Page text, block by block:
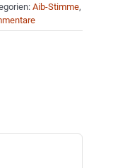
Aib-Stimme,